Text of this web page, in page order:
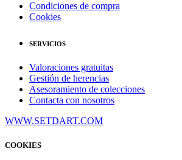
Condiciones de compra
Cookies
SERVICIOS
Valoraciones gratuitas
Gestión de herencias
Asesoramiento de colecciones
Contacta con nosotros
WWW.SETDART.COM
COOKIES